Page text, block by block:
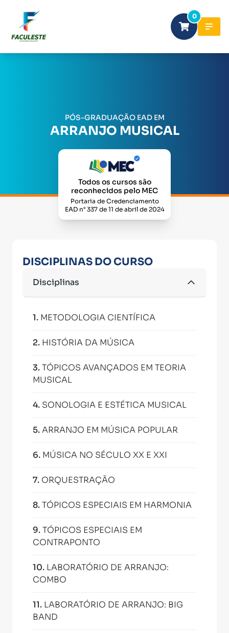
0
PÓS-GRADUAÇÃO EAD EM
ARRANJO MUSICAL
Todos os cursos são
reconhecidos pelo MEC
Portaria de Credenciamento
EAD n° 337 de 11 de abril de 2024
DISCIPLINAS DO CURSO
Disciplinas
1. METODOLOGIA CIENTÍFICA
2. HISTÓRIA DA MÚSICA
3.TÓPICOS AVANÇADOS EM TEORIA
MUSICAL
4. SONOLOGIA E ESTÉTICA MUSICAL
5.ARRANJO EM MÚSICA POPULAR
6. MÚSICA NO SÉCULO XX E XXI
7. ORQUESTRAÇÃO
8.TÓPICOS ESPECIAIS EM HARMONIA
9.TÓPICOS ESPECIAIS EM
CONTRAPONTO
10. LABORATÓRIO DE ARRANJO:
COMBO
11. LABORATÓRIO DE ARRANJO: BIG
BAND